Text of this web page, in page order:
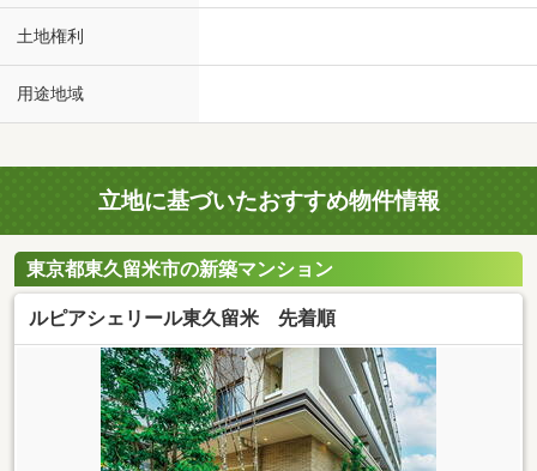
土地権利
用途地域
立地に基づいたおすすめ物件情報
東京都東久留米市の新築マンション
ルピアシェリール東久留米 先着順